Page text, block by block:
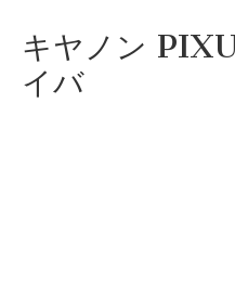
キヤノン
イバ